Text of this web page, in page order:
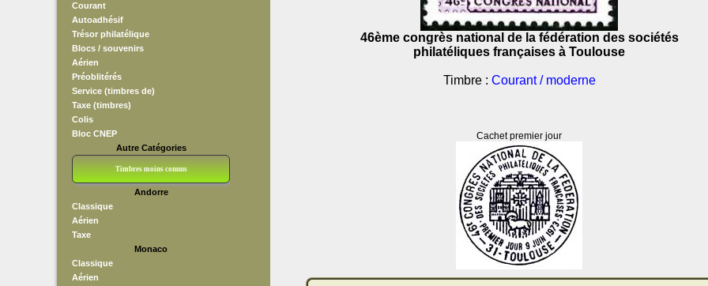
Courant
Autoadhésif
Trésor philatélique
Blocs / souvenirs
Aérien
Préoblitérés
Service (timbres de)
Taxe (timbres)
Colis
Bloc CNEP
Autre Catégories
Timbres moins connus
Andorre
Classique
Aérien
Taxe
Monaco
Classique
Aérien
46ème congrès national de la fédération des sociétés
philatéliques françaises à Toulouse
Timbre : Courant / moderne
Cachet premier jour